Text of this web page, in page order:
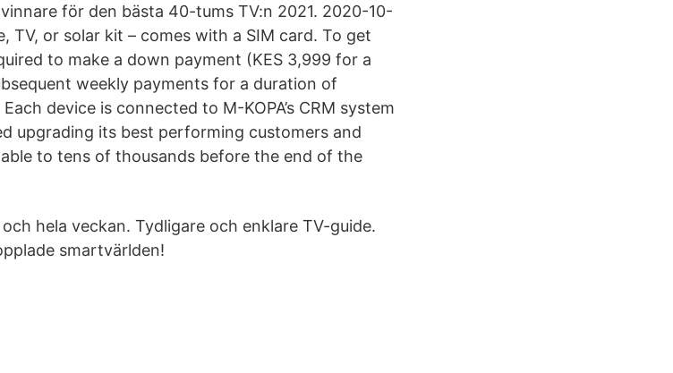
för den bästa 40-tums TV:n 2021. 2020-10-
TV, or solar kit – comes with a SIM card. To get
to make a down payment (KES 3,999 for a
weekly payments for a duration of
device is connected to M-KOPA’s CRM system
upgrading its best performing customers and
to tens of thousands before the end of the
hela veckan. Tydligare och enklare TV-guide.
smartvärlden!